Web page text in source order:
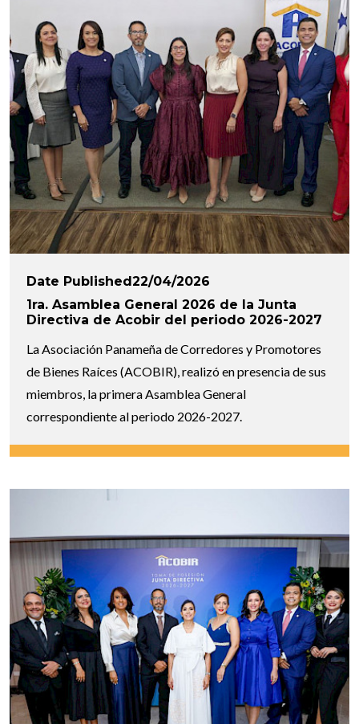
Date Published22/04/2026
1ra. Asamblea General 2026 de la Junta
Directiva de Acobir del periodo 2026-2027
La Asociación Panameña de Corredores y Promotores
de Bienes Raíces (ACOBIR), realizó en presencia de sus
miembros, la primera Asamblea General
correspondiente al periodo 2026-2027.